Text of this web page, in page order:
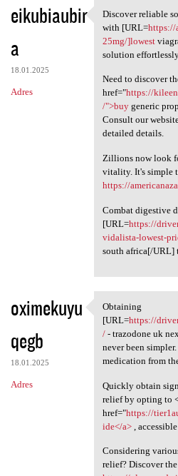
eikubiaubir
a
18.01.2025
Adres
Discover
Discover reliable
with [URL=https://
25mg/]lowest
solution
Need to discover
href="https://
/">buygeneric
Consult our
detailed details.
Zillions now look
vitality. It's simple
https://
Combat digestive
[URL=https://
vidalista-lowest-
south africa[/URL]
oximekuyu
qegb
18.01.2025
Adres
Obtaining
Obtaining
[URL=https://
/- trazodone uk
never been
medication from
Quickly obtain
relief by opting to
href="https://
ide</a>, accessible
Considering
relief? Discover the